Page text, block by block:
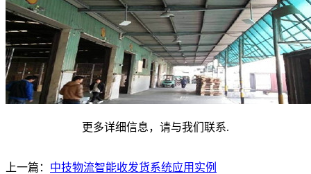
更多详细信息，请与我们联系.
上一篇： 中技物流智能收发货系统应用实例